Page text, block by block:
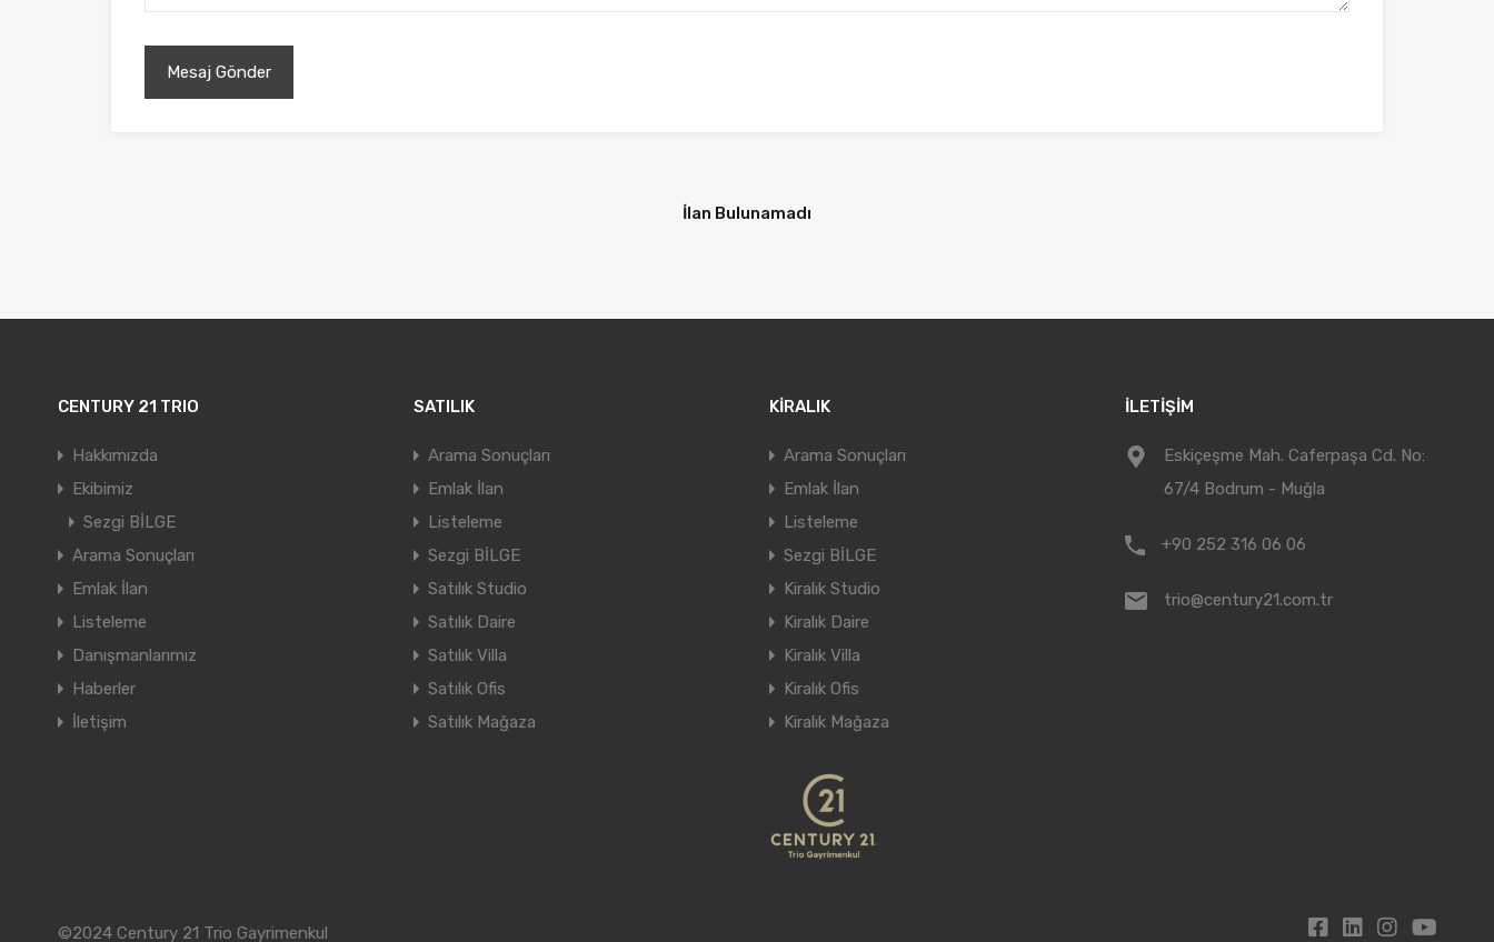
İlan Bulunamadı
CENTURY 21 TRIO
Hakkımızda
Ekibimiz
Sezgi BİLGE
Arama Sonuçları
Emlak İlan
Listeleme
Danışmanlarımız
Haberler
İletişim
SATILIK
Arama Sonuçları
Emlak İlan
Listeleme
Sezgi BİLGE
Satılık Studio
Satılık Daire
Satılık Villa
Satılık Ofis
Satılık Mağaza
KİRALIK
Arama Sonuçları
Emlak İlan
Listeleme
Sezgi BİLGE
Kiralık Studio
Kiralık Daire
Kiralık Villa
Kiralık Ofis
Kiralık Mağaza
İLETİŞİM
Eskiçeşme Mah. Caferpaşa Cd. No:
67/4 Bodrum - Muğla
+90 252 316 06 06
trio@century21.com.tr
©2024 Century 21 Trio Gayrimenkul